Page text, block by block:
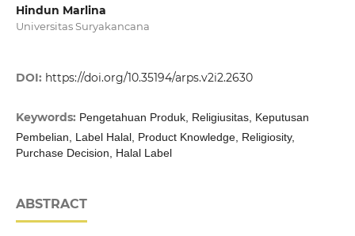
Hindun Marlina
Universitas Suryakancana
DOI: https://doi.org/10.35194/arps.v2i2.2630
Keywords: Pengetahuan Produk, Religiusitas, Keputusan
Pembelian, Label Halal, Product Knowledge, Religiosity,
Purchase Decision, Halal Label
ABSTRACT